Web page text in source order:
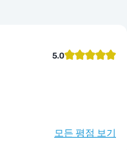
5.0
모든 평점 보기